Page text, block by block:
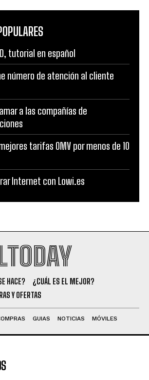
tutorial en español
número de atención al cliente
a las compañías de
tarifas OMV por menos de 10
Internet con Lowi.es
HACE?
¿CUÁL ES EL MEJOR?
Y OFERTAS
GUIAS NOTICIAS MÓVILES